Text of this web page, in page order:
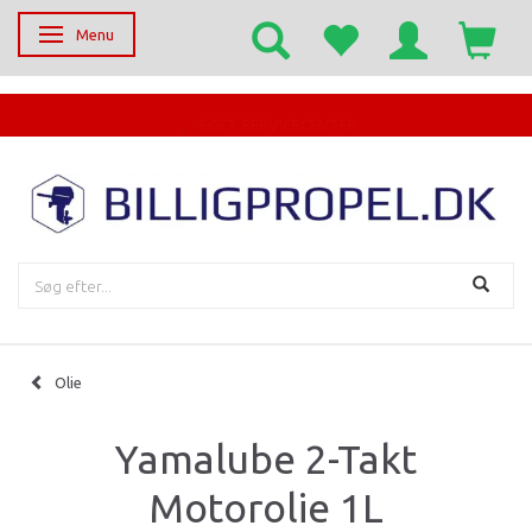
Skifte navigation
Menu
Olie
Yamalube 2-Takt
Motorolie 1L